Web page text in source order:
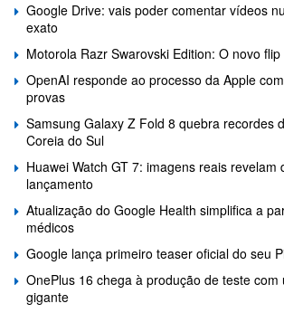
Google Drive: vais poder comentar vídeos
exato
Motorola Razr Swarovski Edition: O novo
OpenAI responde ao processo da Apple
provas
Samsung Galaxy Z Fold 8 quebra recordes
Coreia do Sul
Huawei Watch GT 7: imagens reais revelam
lançamento
Atualização do Google Health simplifica a
médicos
Google lança primeiro teaser oficial do seu
OnePlus 16 chega à produção de teste com
gigante